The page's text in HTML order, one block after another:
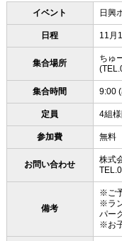
イベント 日興
日程 11月
集合場所
ちゅ
集合時間 9:00
定員 4組
参加費 無料
お問い合わせ
株式
備考
※ご
※ラ
パー
※お